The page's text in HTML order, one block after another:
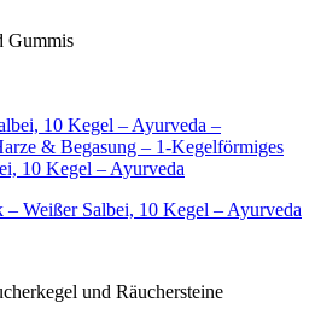
Gummis
Weißer Salbei, 10 Kegel – Ayurveda
und Räuchersteine